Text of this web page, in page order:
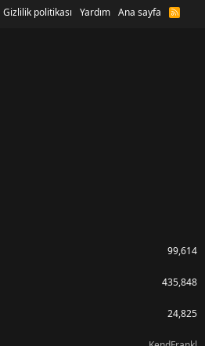
Gizlilik politikası Yardım Ana sayfa
R
99,614
435,848
24,825